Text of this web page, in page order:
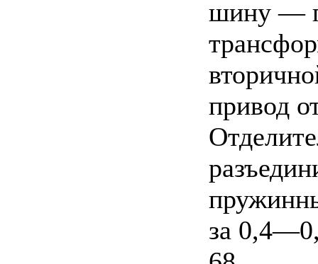
шину —
привод
за